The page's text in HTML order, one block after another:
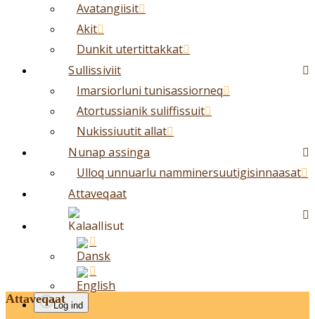
Avatangiisit
Akit
Dunkit utertittakkat
Sullissiviit
Imarsiorluni tunisassiorneq
Atortussianik suliffissuit
Nukissiuutit allat
Nunap assinga
Ulloq unnuarlu namminersuutigisinnaasat
Attaveqaat
Log ind
Attaveqaat